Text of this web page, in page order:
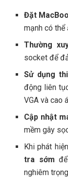
Đặt
mạnh có thể
Thường
socket để
Sử dụng
động liên
VGA và cao
Cập nhật
mềm gây
Khi phát
tra sớm
nghiêm